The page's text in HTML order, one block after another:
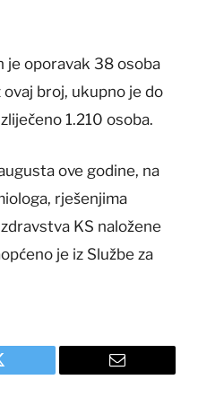
je oporavak 38 osoba
broj, ukupno je do
1.210 osoba.
ove godine, na
rješenjima
KS naložene
je iz Službe za
Email